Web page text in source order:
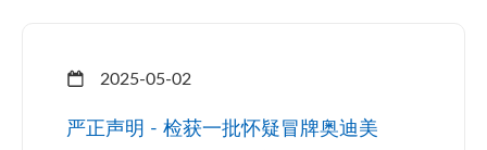
2025-05-02
严正声明 - 检获一批怀疑冒牌奥迪美